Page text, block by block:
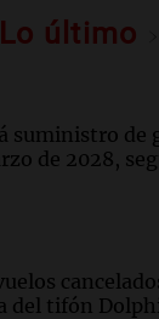
Lo último
suministro de
de 2028,
del tifón